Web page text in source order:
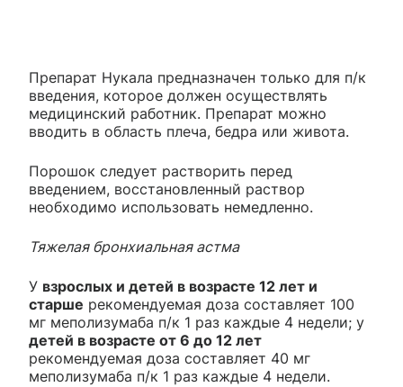
Препарат Нукала предназначен только для п/к
введения, которое должен осуществлять
медицинский работник. Препарат можно
вводить в область плеча, бедра или живота.
Порошок следует растворить перед
введением, восстановленный раствор
необходимо использовать немедленно.
Тяжелая бронхиальная астма
У взрослых и детей в возрасте 12 лет и
старше рекомендуемая доза составляет 100
мг меполизумаба п/к 1 раз каждые 4 недели; у
детей в возрасте от 6 до 12 лет
рекомендуемая доза составляет 40 мг
меполизумаба п/к 1 раз каждые 4 недели.